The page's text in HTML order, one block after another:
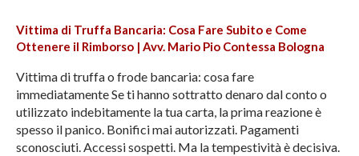
Vittima di Truffa Bancaria: Cosa Fare Subito e Come
Ottenere il Rimborso | Avv. Mario Pio Contessa Bologna
Vittima di truffa o frode bancaria: cosa fare
immediatamente Se ti hanno sottratto denaro dal conto o
utilizzato indebitamente la tua carta, la prima reazione è
spesso il panico. Bonifici mai autorizzati. Pagamenti
sconosciuti. Accessi sospetti. Ma la tempestività è decisiva.